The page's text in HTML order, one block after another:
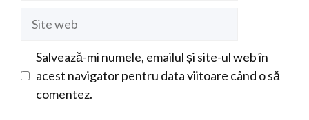
Salvează-mi numele, emailul și site-ul web în
acest navigator pentru data viitoare când o să
comentez.